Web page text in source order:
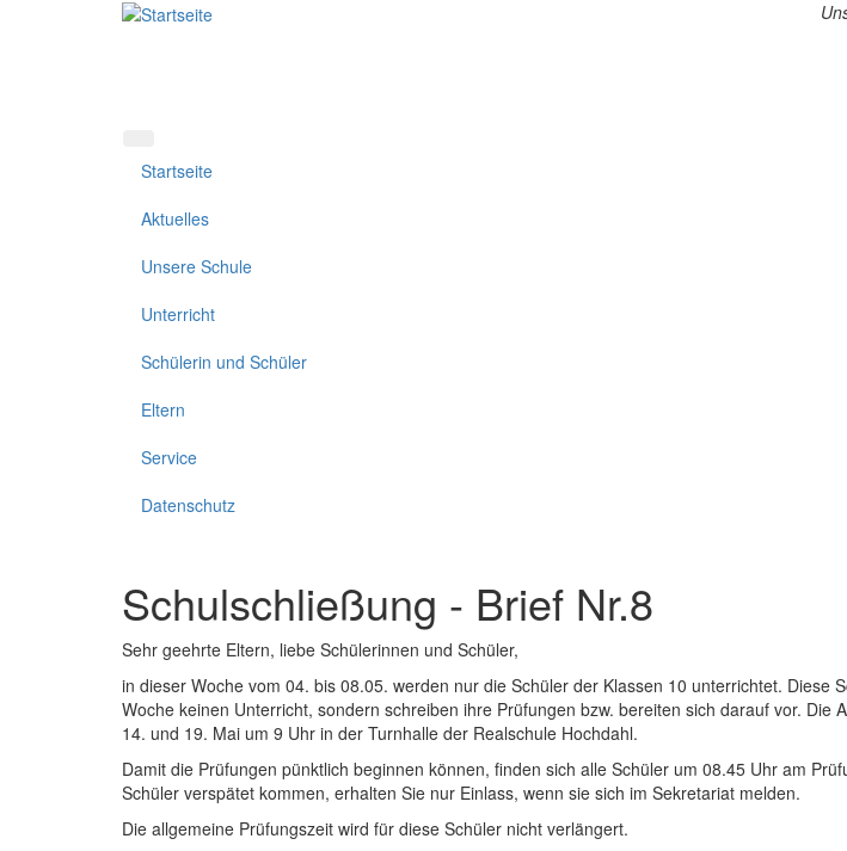
Startseite
Aktuelles
Unsere Schule
Unterricht
Schülerin und Schüler
Eltern
Service
Datenschutz
Schulschließung - Brief Nr.8
Sehr geehrte Eltern, liebe Schülerinnen und Schüler,
in dieser Woche vom 04. bis 08.05. werden nur die Schüler der Klassen 10 unterrichtet. Diese
Woche keinen Unterricht, sondern schreiben ihre Prüfungen bzw. bereiten sich darauf vor. Die
14. und 19. Mai um 9 Uhr in der Turnhalle der Realschule Hochdahl.
Damit die Prüfungen pünktlich beginnen können, finden sich alle Schüler um 08.45 Uhr am
Schüler verspätet kommen, erhalten Sie nur Einlass, wenn sie sich im Sekretariat melden.
Die allgemeine Prüfungszeit wird für diese Schüler nicht verlängert.